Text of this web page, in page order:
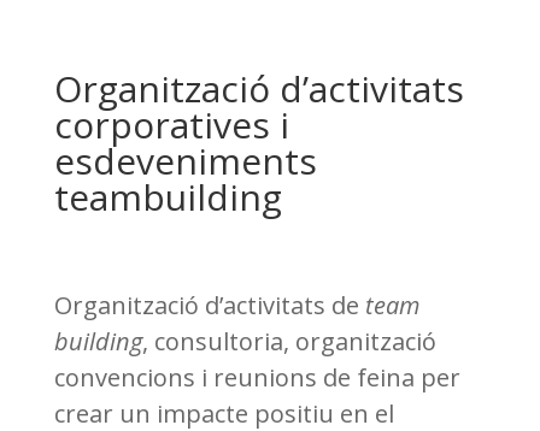
Organització d’activitats
corporatives i
esdeveniments
teambuilding
Organització d’activitats de team
building, consultoria, organització
convencions i reunions de feina per
crear un impacte positiu en el